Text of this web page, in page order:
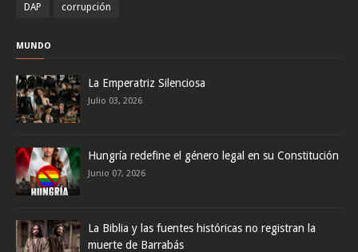
DAP corrupción
MUNDO
La Emperatriz Silenciosa
Julio 03, 2026
Hungría redefine el género legal en su Constitución
Junio 07, 2026
La Biblia y las fuentes históricas no registran la
muerte de Barrabás